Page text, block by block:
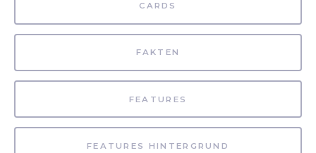
CARDS
FAKTEN
FEATURES
FEATURES HINTERGRUND